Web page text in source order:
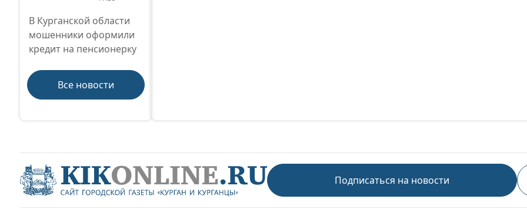
В Курганской области
мошенники оформили
кредит на пенсионерку
Все новости
Подписаться на новости